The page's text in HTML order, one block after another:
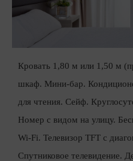
Кровать 1,80 м или 1,50 м
шкаф. Мини-бар.
для чтения. Сейф.
Номер с видом на улицу.
Wi-Fi. Телевизор TFT с
Спутниковое телевидение.